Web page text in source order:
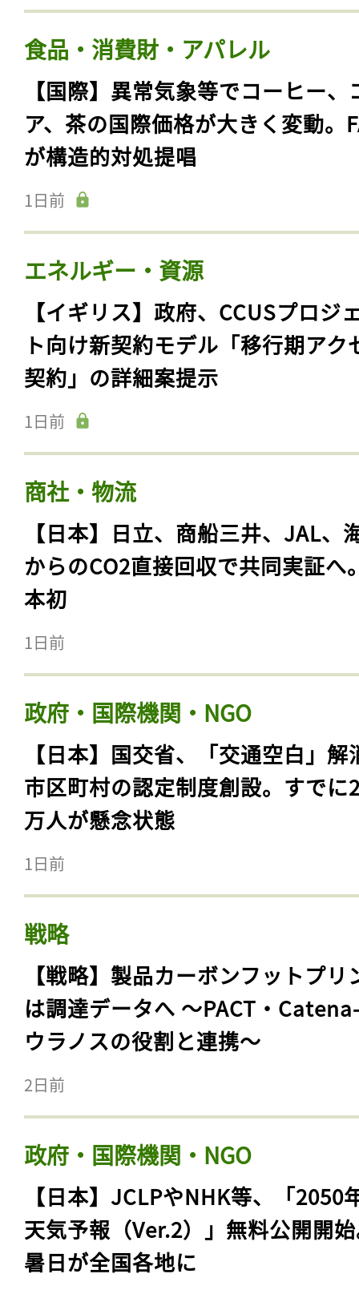
食品・消費財・アパレル
【国際】異常気象等でコーヒー、
ア、茶の国際価格が大きく変動。
が構造的対処提唱
1日前
エネルギー・資源
【イギリス】政府、CCUSプロジ
ト向け新契約モデル「移行期アク
契約」の詳細案提示
1日前
商社・物流
【日本】日立、商船三井、JAL、
からのCO2直接回収で共同実証へ
本初
1日前
政府・国際機関・NGO
【日本】国交省、「交通空白」解
市区町村の認定制度創設。すでに
万人が懸念状態
1日前
戦略
【戦略】製品カーボンフットプリ
は調達データへ 〜PACT・
ウラノスの役割と連携〜
2日前
政府・国際機関・NGO
【日本】JCLPやNHK等、「2050
天気予報（Ver.2）」無料公開開
暑日が全国各地に